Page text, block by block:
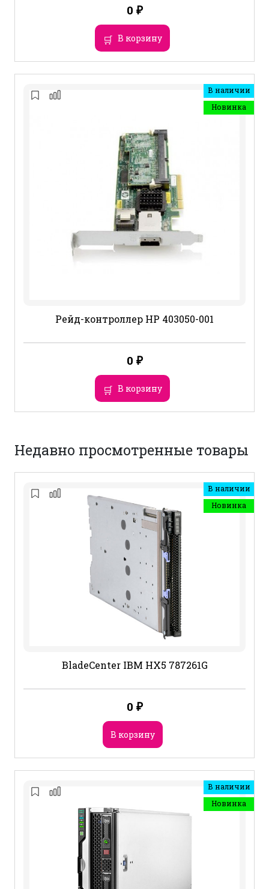
0 ₽
В корзину
В наличии
Новинка
Рейд-контроллер HP 403050-001
0 ₽
В корзину
Недавно просмотренные товары
В наличии
Новинка
BladeCenter IBM HX5 787261G
0 ₽
В корзину
В наличии
Новинка